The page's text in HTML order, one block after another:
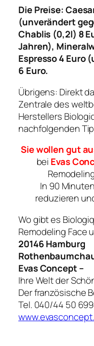
Die Preise:
(unverändert
Chablis (0,2l) 8
Jahren),
Espresso 4 Euro
6 Euro.
Übrigens: Direkt
Zentrale des
Herstellers
nachfolgenden
Sie wollen gut
bei Evas
In 90
reduzieren
Wo gibt es
Remodeling Face
20146 Hamburg
Evas Concept –
Ihre Welt der
Der französische
Tel. 040/44 50